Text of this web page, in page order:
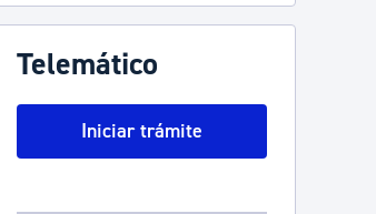
Telemático
Iniciar trámite